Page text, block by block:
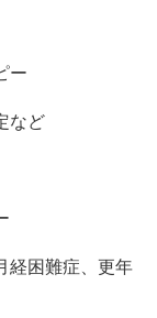
ー
など
経困難症、更年